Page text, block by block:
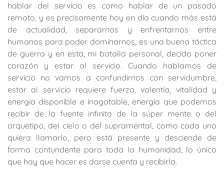
hablar del servicio es como hablar de un pasado
remoto, y es precisamente hoy en día cuando más está
de actualidad, separarnos y enfrentarnos entre
humanos para poder dominarnos, es una buena táctica
de guerra y en esta, mi batalla personal, decido poner
corazón y estar al servicio. Cuando hablamos de
servicio no vamos a confundirnos con servidumbre,
estar al servicio requiere fuerza, valentía, vitalidad y
energía disponible e inagotable, energía que podemos
recibir de la fuente infinita de la súper mente o del
arquetipo, del cielo o del supramental, como cada uno
quiera llamarlo, pero está presente y desciende de
forma contundente para toda la humanidad, lo único
que hay que hacer es darse cuenta y recibirla.